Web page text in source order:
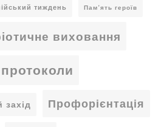
тиждень Пам’ять героїв
виховання
протоколи
захід Профорієнтація